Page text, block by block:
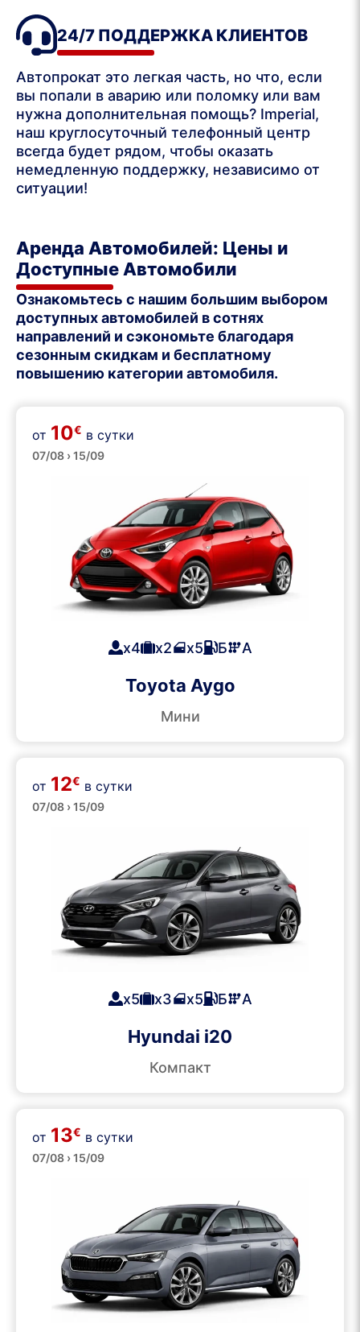
24/7 ПОДДЕРЖКА КЛИЕНТОВ
Автопрокат это легкая часть, но что, если
вы попали в аварию или поломку или вам
нужна дополнительная помощь? Imperial,
наш круглосуточный телефонный центр
всегда будет рядом, чтобы оказать
немедленную поддержку, независимо от
ситуации!
Аренда Автомобилей: Цены и
Доступные Автомобили
Ознакомьтесь с нашим большим выбором
доступных автомобилей в сотнях
направлений и сэкономьте благодаря
сезонным скидкам и бесплатному
повышению категории автомобиля.
Малые
от 10€ в сутки
07/08 › 15/09
x4 x2 x5 Б А
Toyota Aygo
Мини
Средние
от 12€ в сутки
07/08 › 15/09
x5 x3 x5 Б А
Hyundai i20
Компакт
Средние
от 13€ в сутки
07/08 › 15/09